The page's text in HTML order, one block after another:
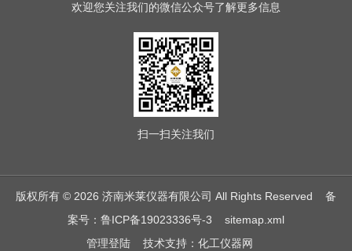
欢迎您关注我们的微信公众号了解更多信息
扫一扫关注我们
版权所有 © 2026 济南米莱仪器有限公司 All Rights Reserved 备
案号：鲁ICP备19023336号-3
sitemap.xml
管理登陆技术支持： 化工仪器网